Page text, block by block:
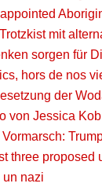
mit
sorgen für
hors de nos
der
von Jessica
three
un nazi